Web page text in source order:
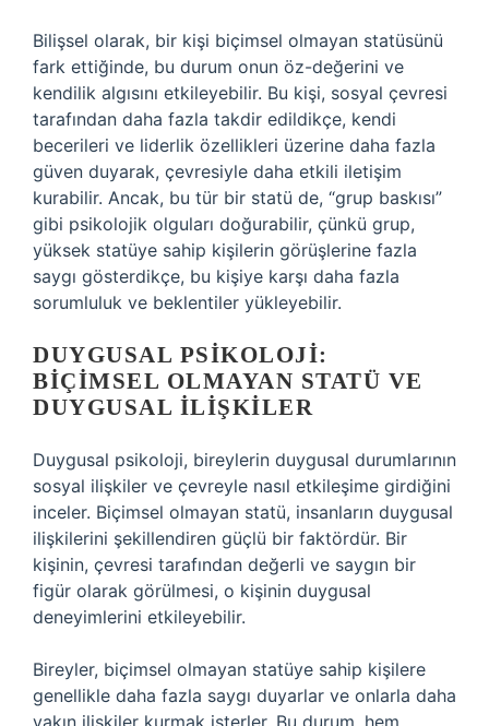
Bilişsel olarak, bir kişi biçimsel olmayan statüsünü
fark ettiğinde, bu durum onun öz-değerini ve
kendilik algısını etkileyebilir. Bu kişi, sosyal çevresi
tarafından daha fazla takdir edildikçe, kendi
becerileri ve liderlik özellikleri üzerine daha fazla
güven duyarak, çevresiyle daha etkili iletişim
kurabilir. Ancak, bu tür bir statü de, “grup baskısı”
gibi psikolojik olguları doğurabilir, çünkü grup,
yüksek statüye sahip kişilerin görüşlerine fazla
saygı gösterdikçe, bu kişiye karşı daha fazla
sorumluluk ve beklentiler yükleyebilir.
DUYGUSAL PSIKOLOJI:
BIÇIMSEL OLMAYAN STATÜ VE
DUYGUSAL İLIŞKILER
Duygusal psikoloji, bireylerin duygusal durumlarının
sosyal ilişkiler ve çevreyle nasıl etkileşime girdiğini
inceler. Biçimsel olmayan statü, insanların duygusal
ilişkilerini şekillendiren güçlü bir faktördür. Bir
kişinin, çevresi tarafından değerli ve saygın bir
figür olarak görülmesi, o kişinin duygusal
deneyimlerini etkileyebilir.
Bireyler, biçimsel olmayan statüye sahip kişilere
genellikle daha fazla saygı duyarlar ve onlarla daha
yakın ilişkiler kurmak isterler. Bu durum, hem